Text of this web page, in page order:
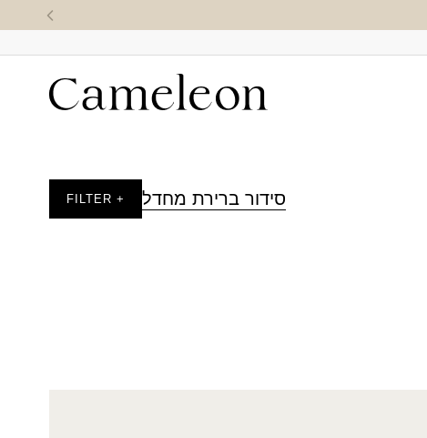
סידור ברירת מחדל + FILTER